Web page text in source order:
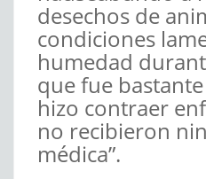
desechos de
condiciones
humedad
que fue
hizo contraer
no recibieron
médica”.